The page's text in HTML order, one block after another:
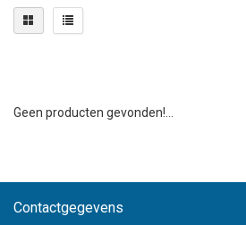
Geen producten gevonden!...
Contactgegevens